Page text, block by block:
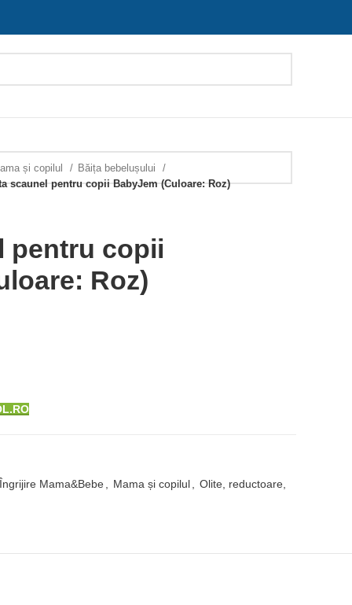
și copilul
Băița bebelușului
scaunel pentru copii BabyJem (Culoare: Roz)
pentru copii
Roz)
Îngrijire Mama&Bebe Mama și copilul
Olite, reductoare,